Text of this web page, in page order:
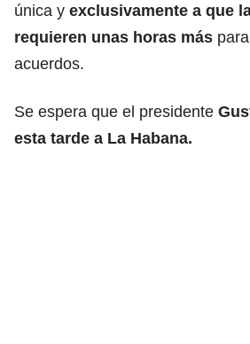
única y exclusivamente a que
requieren unas horas más
acuerdos.
Se espera que el presidente
esta tarde a La Habana.